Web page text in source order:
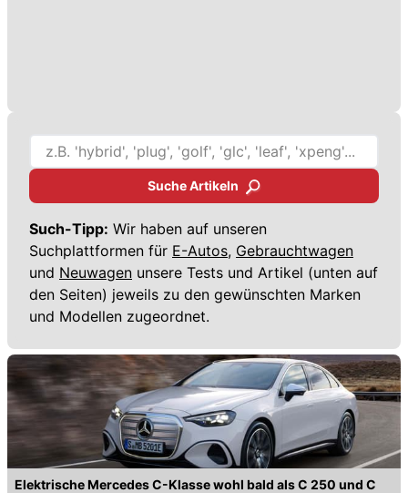
Suche Artikeln
Such-Tipp: Wir haben auf unseren
Suchplattformen für E-Autos, Gebrauchtwagen
und Neuwagen unsere Tests und Artikel (unten auf
den Seiten) jeweils zu den gewünschten Marken
und Modellen zugeordnet.
Elektrische Mercedes C-Klasse wohl bald als C 250 und C